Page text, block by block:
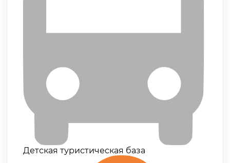
Детская туристическая база